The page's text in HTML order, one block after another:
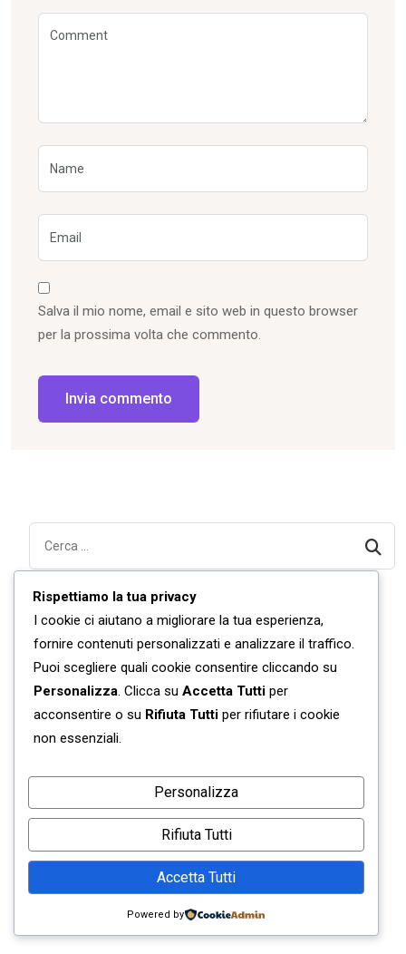
Salva il mio nome, email e sito web in questo browser
per la prossima volta che commento.
Invia commento
Rispettiamo la tua privacy
I cookie ci aiutano a migliorare la tua esperienza,
fornire contenuti personalizzati e analizzare il traffico.
Puoi scegliere quali cookie consentire cliccando su
Personalizza. Clicca su Accetta Tutti per
acconsentire o su Rifiuta Tutti per rifiutare i cookie
non essenziali.
Personalizza
Rifiuta Tutti
Accetta Tutti
Powered by